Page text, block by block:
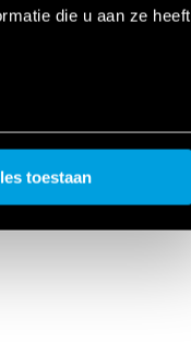
die u aan ze heeft
toestaan